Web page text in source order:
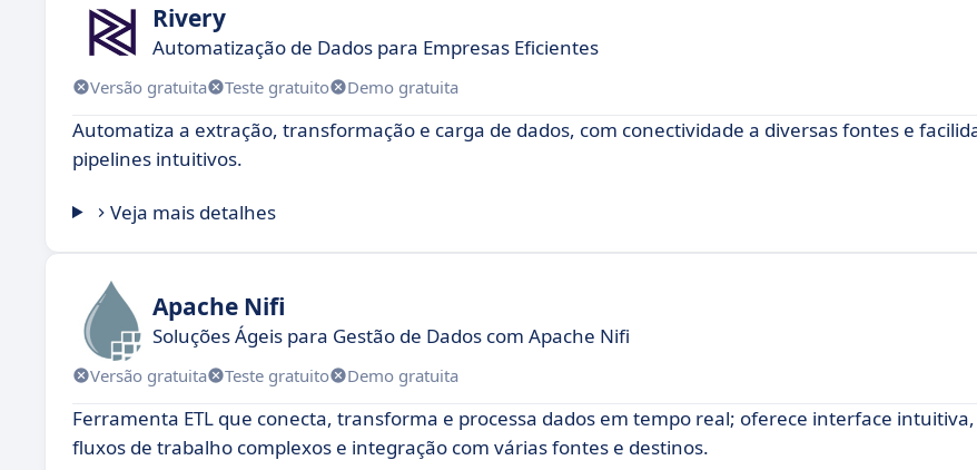
Rivery
Automatização de Dados para Empresas Eficientes
Versão gratuita Teste gratuito Demo gratuita
Automatiza a extração, transformação e carga de dados, com conectividade a diversas fontes e
pipelines intuitivos.
Veja mais detalhes
Apache Nifi
Soluções Ágeis para Gestão de Dados com Apache Nifi
Versão gratuita Teste gratuito Demo gratuita
Ferramenta ETL que conecta, transforma e processa dados em tempo real; oferece interface
fluxos de trabalho complexos e integração com várias fontes e destinos.